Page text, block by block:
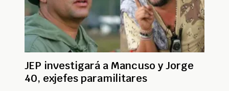
JEP investigará a Mancuso y Jorge
40, exjefes paramilitares